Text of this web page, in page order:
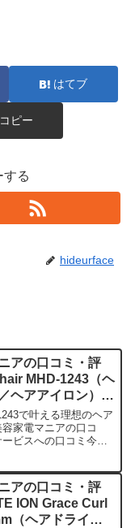
はてブ
コピー
する
hideurface
アの口コミ・評
MHD-1243（ヘ
ヘアアイロン）」
みた正直感想
で叶える理想のヘア
家電マニアの口コ
ビスへの口コミ今
アの口コミ・評
ION Grace Curl
（ヘアドライヤ